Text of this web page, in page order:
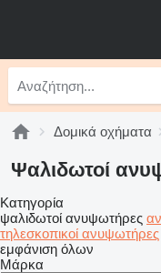
Δομικά οχήματα
Ψαλιδωτοί
Κατηγορία
ψαλιδωτοί ανυψωτήρες
τηλεσκοπικοί ανυψωτήρες
εμφάνιση όλων
Μάρκα